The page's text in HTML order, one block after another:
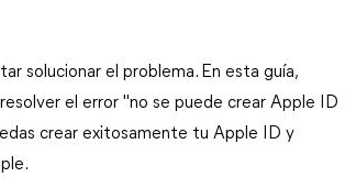
solucionar el problema. En esta guía,
el error "no se puede crear Apple ID
crear exitosamente tu Apple ID y